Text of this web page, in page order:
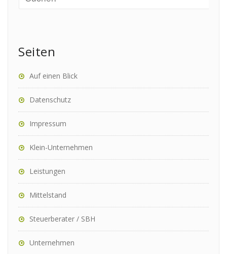
Seiten
Auf einen Blick
Datenschutz
Impressum
Klein-Unternehmen
Leistungen
Mittelstand
Steuerberater / SBH
Unternehmen